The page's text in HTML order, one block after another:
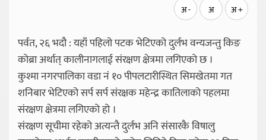
अ - अ अ +
पर्वत, २६ भदौ : यहाँ पहिलो पटक भेटिएको दुर्लभ वन्यजन्तु किङ
कोब्रा अर्थात् कालीनागलाई संरक्षण क्षेत्रमा लगिएको छ ।
कुश्मा नगरपालिका वडा नं १० पीपलटारीस्थित सिमखेतमा गत
शनिबार भेटिएको सर्प सर्प संरक्षक महेन्द्र कातिलाको पहलमा
संरक्षण क्षेत्रमा लगिएको हो ।
संरक्षण सूचीमा रहेको अत्यन्तै दुर्लभ अनि संसारकै विषालु